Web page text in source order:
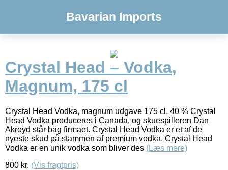
Bavarian Imports
Crystal Head – Vodka,
Magnum, 175 cl
Crystal Head Vodka, magnum udgave 175 cl, 40 % Crystal
Head Vodka produceres i Canada, og skuespilleren Dan
Akroyd står bag firmaet. Crystal Head Vodka er et af de
nyeste skud på stammen af premium vodka. Crystal Head
Vodka er en unik vodka som bliver des (Læs mere)
800 kr. (Vis fragtpris)